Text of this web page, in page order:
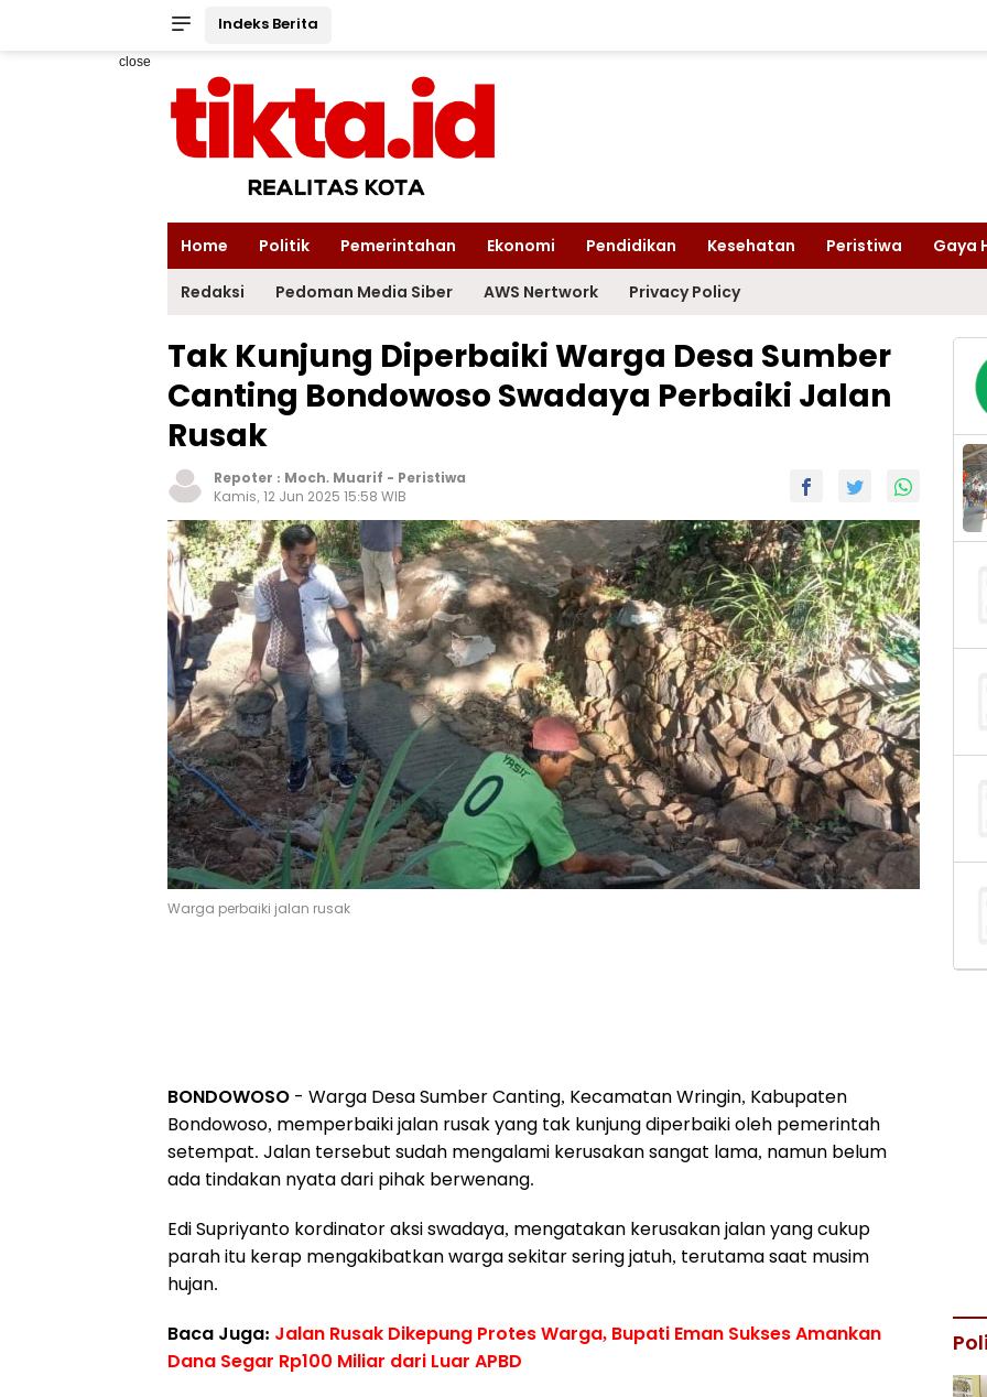
Indeks Berita
close
Home Politik Pemerintahan Ekonomi Pendidikan Kesehatan Peristiwa Gaya
Redaksi Pedoman Media Siber AWS Nertwork Privacy Policy
Tak Kunjung Diperbaiki Warga Desa Sumber
Canting Bondowoso Swadaya Perbaiki Jalan
Rusak
Repoter : Moch. Muarif - Peristiwa
Kamis, 12 Jun 2025 15:58 WIB
Warga perbaiki jalan rusak
BONDOWOSO - Warga Desa Sumber Canting, Kecamatan Wringin, Kabupaten
Bondowoso, memperbaiki jalan rusak yang tak kunjung diperbaiki oleh pemerintah
setempat. Jalan tersebut sudah mengalami kerusakan sangat lama, namun belum
ada tindakan nyata dari pihak berwenang.
Edi Supriyanto kordinator aksi swadaya, mengatakan kerusakan jalan yang cukup
parah itu kerap mengakibatkan warga sekitar sering jatuh, terutama saat musim
hujan.
Baca Juga: Jalan Rusak Dikepung Protes Warga, Bupati Eman Sukses Amankan
Dana Segar Rp100 Miliar dari Luar APBD